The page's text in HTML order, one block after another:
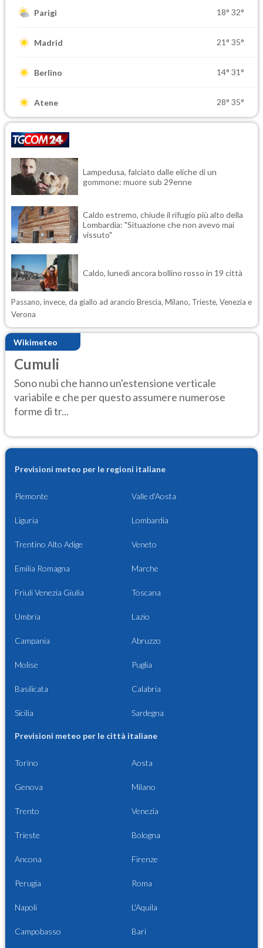
Parigi 18° 32°
Madrid 21° 35°
Berlino 14° 31°
Atene 28° 35°
Lampedusa, falciato dalle eliche di un
gommone: muore sub 29enne
Caldo estremo, chiude il rifugio più alto della
Lombardia: "Situazione che non avevo mai
vissuto"
Caldo, lunedì ancora bollino rosso in 19 città
Passano, invece, da giallo ad arancio Brescia, Milano, Trieste, Venezia e
Verona
Wikimeteo
Cumuli
Sono nubi che hanno un'estensione verticale
variabile e che per questo assumere numerose
forme di tr...
Previsioni meteo per le regioni italiane
Piemonte Valle d'Aosta
Liguria Lombardia
Trentino Alto Adige Veneto
Emilia Romagna Marche
Friuli Venezia Giulia Toscana
Umbria Lazio
Campania Abruzzo
Molise Puglia
Basilicata Calabria
Sicilia Sardegna
Previsioni meteo per le città italiane
Torino Aosta
Genova Milano
Trento Venezia
Trieste Bologna
Ancona Firenze
Perugia Roma
Napoli L'Aquila
Campobasso Bari